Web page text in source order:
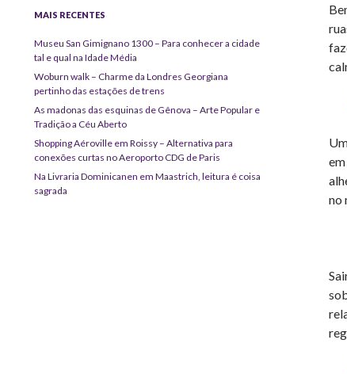
no
MAIS RECENTES
Museu San Gimignano 1300 – Para conhecer a cidade
tal e qual na Idade Média
Woburn walk – Charme da Londres Georgiana
pertinho das estações de trens
As madonas das esquinas de Gênova – Arte Popular e
Tradição a Céu Aberto
Shopping Aéroville em Roissy – Alternativa para
conexões curtas no Aeroporto CDG de Paris
Na Livraria Dominicanen em Maastrich, leitura é coisa
sagrada